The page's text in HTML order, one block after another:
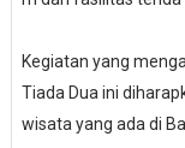
Kegiatan yang
Tiada Dua ini
wisata yang ada di